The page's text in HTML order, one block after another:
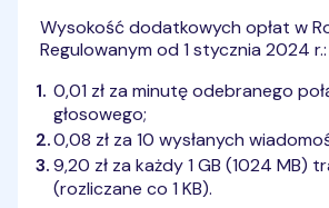
Wysokość dodatkowych opłat w
Regulowanym od 1 stycznia 2024 r.:
0,01 zł za minutę odebranego
głosowego;
0,08 zł za 10 wysłanych
9,20 zł za każdy 1 GB (1024 MB)
(rozliczane co 1 KB).